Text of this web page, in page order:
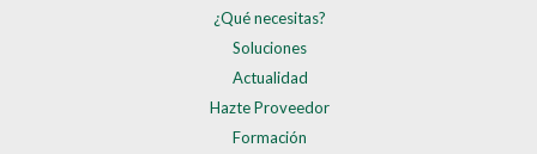
¿Qué necesitas?
Soluciones
Actualidad
Hazte Proveedor
Formación